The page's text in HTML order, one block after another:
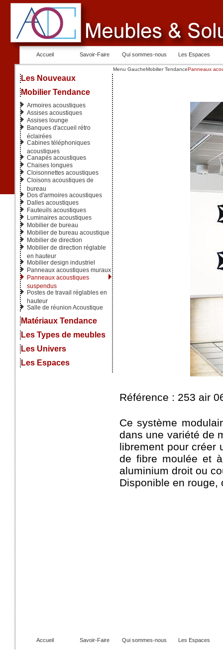
Accueil Savoir-Faire Qui sommes-nous Les Espaces
Les Nouveaux
Mobilier Tendance
Armoires acoustiques
Assises acoustiques
Assises lounge
Banques d'accueil rétro
éclairées
Cabines téléphoniques
acoustiques
Canapés acoustiques
Chaises longues
Cloisonnettes acoustiques
Cloisons acoustiques de
bureau
Dos d'armoires acoustiques
Dalles acoustiques
Fauteuils acoustiques
Luminaires acoustiques
Mobilier de bureau
Mobilier de bureau acoustique
Mobilier de direction
Mobilier de direction réglable
en hauteur
Mobilier design industriel
Panneaux acoustiques muraux
Panneaux acoustiques
suspendus
Postes de travail réglables en
hauteur
Salle de réunion Acoustique
Matériaux Tendance
Les Types de meubles
Les Univers
Les Espaces
Menu GaucheMobilier TendancePanneaux
Référence : 253 air
Ce système
dans une variété de
librement pour créer
de fibre moulée et
aluminium droit ou
Disponible en rouge,
Accueil Savoir-Faire Qui sommes-nous Les Espaces